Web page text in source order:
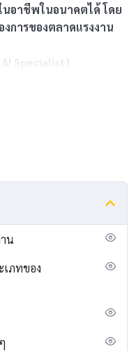
อาชีพในอนาคตได้ โดย
การของตลาดแรงงาน
Specialist)
มาก ไม่ว่าจะเป็นนักพัฒนา
หรือนักวิจัย AI ลักษณะการ
มถึงการวิเคราะห์ข้อมูล
น
เภทของ